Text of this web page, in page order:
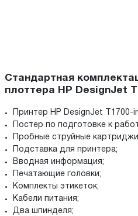
Стандартная
плоттера HP DesignJet
Принтер HP DesignJet T1700-
Постер по подготовке к
Пробные струйные
Подставка для принтера;
Вводная информация;
Печатающие головки;
Комплекты этикеток;
Кабели питания;
Два шпинделя;